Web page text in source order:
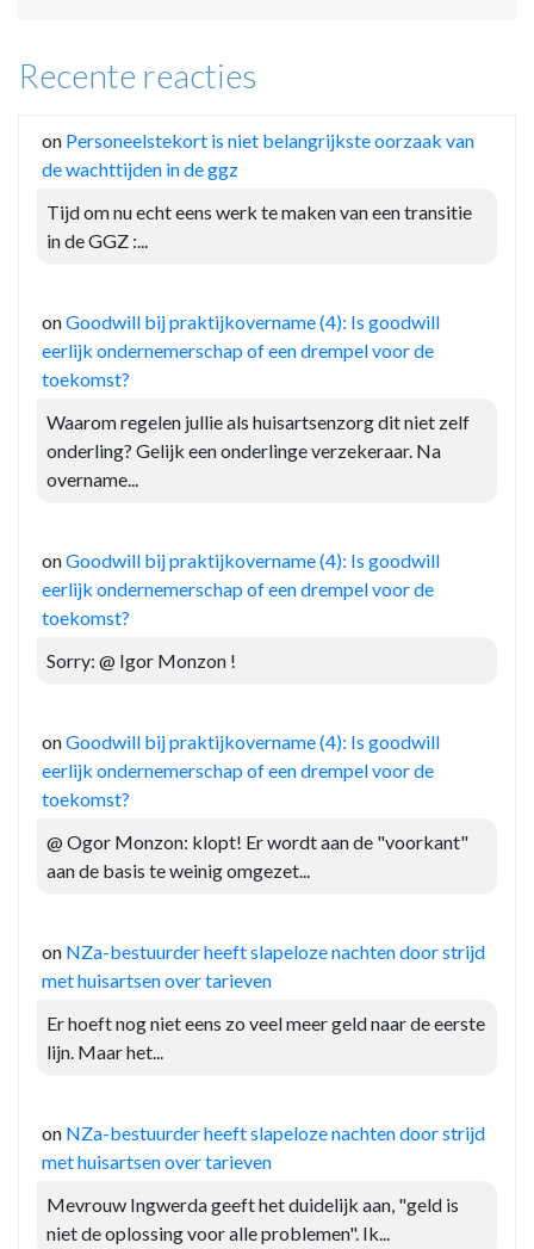
Recente reacties
on Personeelstekort is niet belangrijkste oorzaak van
de wachttijden in de ggz
Tijd om nu echt eens werk te maken van een transitie
in de GGZ :...
onGoodwill bij praktijkovername (4): Is goodwill
eerlijk ondernemerschap of een drempel voor de
toekomst?
Waarom regelen jullie als huisartsenzorg dit niet zelf
onderling? Gelijk een onderlinge verzekeraar. Na
overname...
onGoodwill bij praktijkovername (4): Is goodwill
eerlijk ondernemerschap of een drempel voor de
toekomst?
Sorry: @ Igor Monzon !
onGoodwill bij praktijkovername (4): Is goodwill
eerlijk ondernemerschap of een drempel voor de
toekomst?
@ Ogor Monzon: klopt! Er wordt aan de "voorkant"
aan de basis te weinig omgezet...
on NZa-bestuurder heeft slapeloze nachten door strijd
met huisartsen over tarieven
Er hoeft nog niet eens zo veel meer geld naar de eerste
lijn. Maar het...
on NZa-bestuurder heeft slapeloze nachten door strijd
met huisartsen over tarieven
Mevrouw Ingwerda geeft het duidelijk aan, "geld is
niet de oplossing voor alle problemen". Ik...